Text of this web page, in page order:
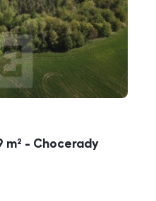
m² - Chocerady